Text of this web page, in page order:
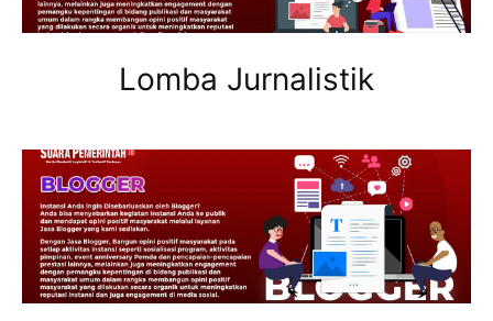
Lomba Jurnalistik